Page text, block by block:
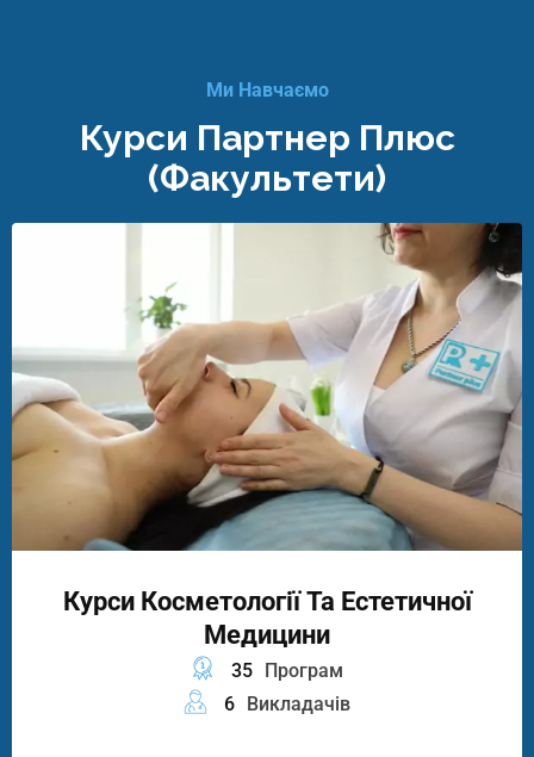
Ми Навчаємо
Курси Партнер Плюс
(факультети)
Курси Косметології Та Естетичної
Медицини
35 Програм
6 Викладачів